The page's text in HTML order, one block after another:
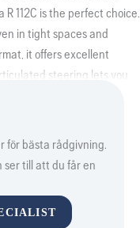
112C is the perfect choice.
in tight spaces and
it offers excellent
steering lets you
area.
för bästa rådgivning.
ser till att du får en